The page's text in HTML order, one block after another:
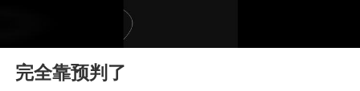
41岁女子为鼓励女儿考上985研究生
Play
完全靠预判了